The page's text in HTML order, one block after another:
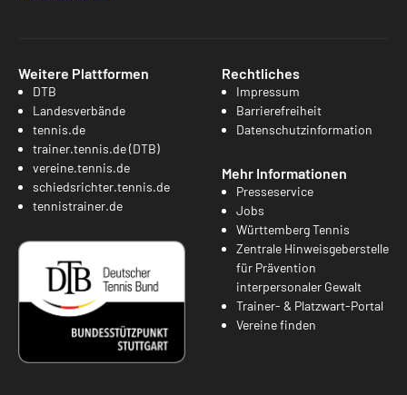
Weitere Plattformen
DTB
Landesverbände
tennis.de
trainer.tennis.de (DTB)
vereine.tennis.de
schiedsrichter.tennis.de
tennistrainer.de
Rechtliches
Impressum
Barrierefreiheit
Datenschutzinformation
Mehr Informationen
Presseservice
Jobs
Württemberg Tennis
Zentrale Hinweisgeberstelle
für Prävention
interpersonaler Gewalt
Trainer- & Platzwart-Portal
Vereine finden